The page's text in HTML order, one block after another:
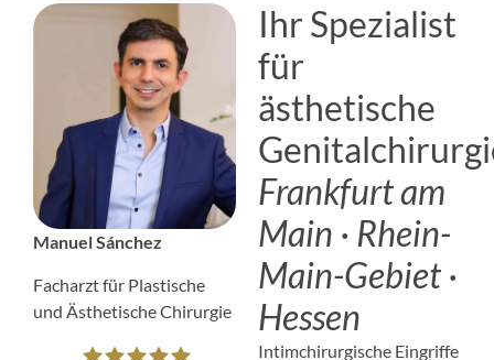
Manuel Sánchez
Facharzt für Plastische
und Ästhetische Chirurgie
Ihr Spezialist
für
ästhetische
Frankfurt am
Main · Rhein-
Main-Gebiet ·
Hessen
Intimchirurgische Eingriffe